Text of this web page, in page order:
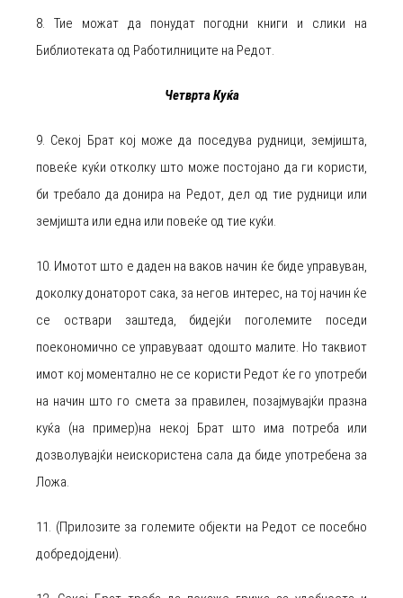
8. Тие можат да понудат погодни книги и слики на
Библиотеката од Работилниците на Редот.
Четврта Куќа
9. Секој Брат кој може да поседува рудници, земјишта,
повеќе куќи отколку што може постојано да ги користи,
би требало да донира на Редот, дел од тие рудници или
земјишта или една или повеќе од тие куќи.
10. Имотот што е даден на ваков начин ќе биде управуван,
доколку донаторот сака, за негов интерес, на тој начин ќе
се оствари заштеда, бидејќи поголемите поседи
поекономично се управуваат одошто малите. Но таквиот
имот кој моментално не се користи Редот ќе го употреби
на начин што го смета за правилен, позајмувајќи празна
куќа (на пример)на некој Брат што има потреба или
дозволувајќи неискористена сала да биде употребена за
Ложа.
11. (Прилозите за големите објекти на Редот се посебно
добредојдени).